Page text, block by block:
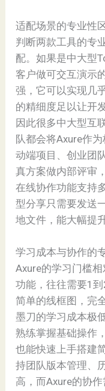
适配场景的专业性
判断两款工具的专
配。如果是中大型
客户做可交互演示
强，它可以实现几
的精细度足以让开
因此很多中大型互
队都会将Axure作
动端项目、创业团
真方案做内部评审
在线协作功能支持
型分享只需要发送
地文件，能大幅提
学习成本与协作的
Axure的学习门槛
功能，往往需要1
简单的线框图，完
墨刀的学习成本极
熟练掌握基础操作
也能快速上手搭建
持团队版本管理、
高，而Axure的协